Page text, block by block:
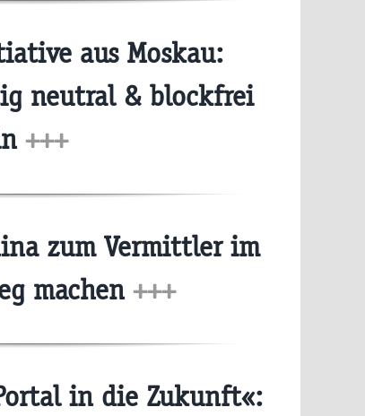
aus Moskau:
neutral & blockfrei
+++
zum Vermittler im
machen +++
in die Zukunft«: